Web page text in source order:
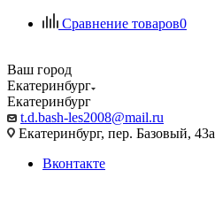
Сравнение товаров0
Ваш город
Екатеринбург
Екатеринбург
t.d.bash-les2008@mail.ru
Екатеринбург, пер. Базовый, 43а
Вконтакте